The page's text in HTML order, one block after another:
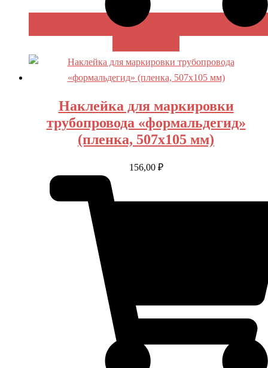
Наклейка для маркировки
трубопровода «формальдегид»
(пленка, 507х105 мм)
156,00 ₽